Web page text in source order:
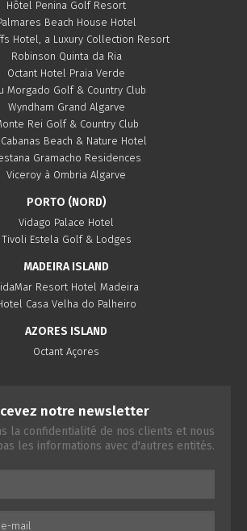
Hôtel Penina Golf Resort
Beach House Hotel
Hotel, a Luxury Collection Resort
Robinson Quinta da Ria
Octant Hotel Praia Verde
Morgado Golf & Country Club
Wyndham Grand Algarve
Rei Golf & Country Club
Cabanas Beach & Nature Hotel
Gramacho Residences
Viceroy à Ombria Algarve
PORTO (NORD)
Vidago Palace Hotel
Tivoli Estela Golf & Lodges
MADEIRA ISLAND
Resort Hotel Madeira
Casa Velha do Palheiro
AZORES ISLAND
Octant Açores
notre newsletter
la confidentialité de nos clients et nous
les informations avec d'autres entités.